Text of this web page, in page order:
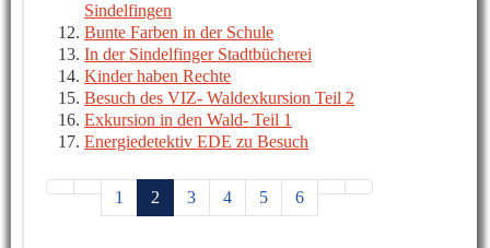
Sindelfingen
Bunte Farben in der Schule
In der Sindelfinger Stadtbücherei
Kinder haben Rechte
Besuch des VIZ- Waldexkursion Teil 2
Exkursion in den Wald- Teil 1
Energiedetektiv EDE zu Besuch
1 2 3 4 5 6